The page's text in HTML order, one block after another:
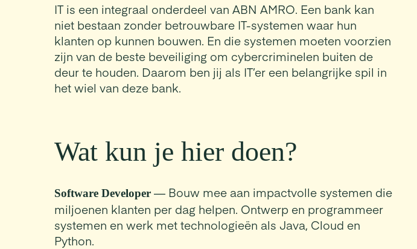
IT is een integraal onderdeel van ABN AMRO. Een bank kan
niet bestaan zonder betrouwbare IT-systemen waar hun
klanten op kunnen bouwen. En die systemen moeten voorzien
zijn van de beste beveiliging om cybercriminelen buiten de
deur te houden. Daarom ben jij als IT’er een belangrijke spil in
het wiel van deze bank.
Wat kun je hier doen?
Software Developer — Bouw mee aan impactvolle systemen die
miljoenen klanten per dag helpen. Ontwerp en programmeer
systemen en werk met technologieën als Java, Cloud en
Python.